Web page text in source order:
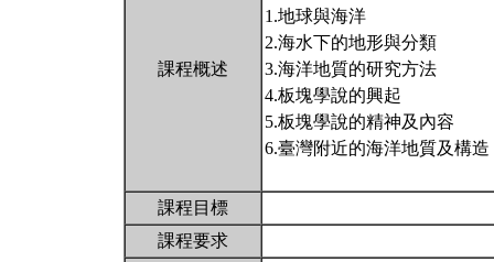
課程概述
1.地球與海洋
2.海水下的地形與分類
3.海洋地質的研究方法
4.板塊學說的興起
5.板塊學說的精神及內容
6.臺灣附近的海洋地質及構造
課程目標
課程要求